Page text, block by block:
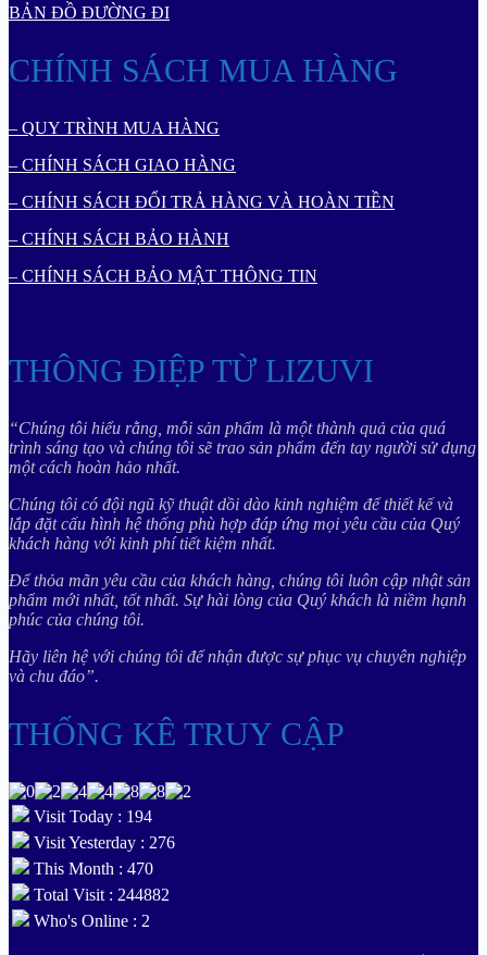
BẢN ĐỒ ĐƯỜNG ĐI
CHÍNH SÁCH MUA HÀNG
– QUY TRÌNH MUA HÀNG
– CHÍNH SÁCH GIAO HÀNG
– CHÍNH SÁCH ĐỔI TRẢ HÀNG VÀ HOÀN TIỀN
– CHÍNH SÁCH BẢO HÀNH
– CHÍNH SÁCH BẢO MẬT THÔNG TIN
THÔNG ĐIỆP TỪ LIZUVI
“Chúng tôi hiểu rằng, mỗi sản phẩm là một thành quả của quá
trình sáng tạo và chúng tôi sẽ trao sản phẩm đến tay người sử dụng
một cách hoàn hảo nhất.
Chúng tôi có đội ngũ kỹ thuật dồi dào kinh nghiệm để thiết kế và
lắp đặt cấu hình hệ thống phù hợp đáp ứng mọi yêu cầu của Quý
khách hàng với kinh phí tiết kiệm nhất.
Để thỏa mãn yêu cầu của khách hàng, chúng tôi luôn cập nhật sản
phẩm mới nhất, tốt nhất. Sự hài lòng của Quý khách là niềm hạnh
phúc của chúng tôi.
Hãy liên hệ với chúng tôi để nhận được sự phục vụ chuyên nghiệp
và chu đáo”.
THỐNG KÊ TRUY CẬP
Visit Today : 194
Visit Yesterday : 276
This Month : 470
Total Visit : 244882
Who's Online : 2